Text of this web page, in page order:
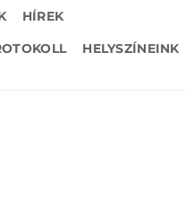
HÍREK
HELYSZÍNEINK